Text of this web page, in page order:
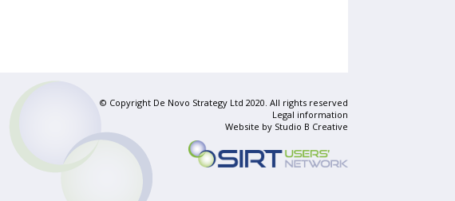
© Copyright De Novo Strategy Ltd 2020. All rights reserved
Legal information
Website by Studio B Creative